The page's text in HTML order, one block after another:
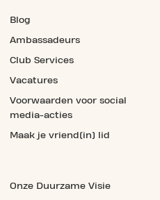
Blog
Ambassadeurs
Club Services
Vacatures
Voorwaarden voor social
media-acties
Maak je vriend(in) lid
Onze Duurzame Visie